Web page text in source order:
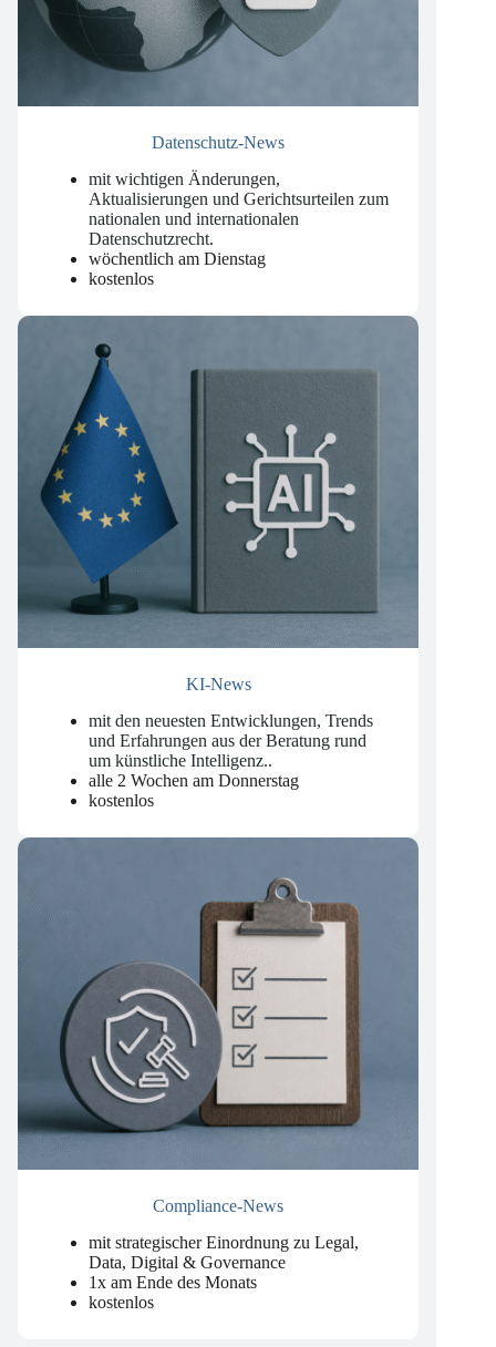
Datenschutz-News
mit wichtigen Änderungen,
Aktualisierungen und Gerichtsurteilen zum
nationalen und internationalen
Datenschutzrecht.
wöchentlich am Dienstag
mit den neuesten Entwicklungen, Trends
und Erfahrungen aus der Beratung rund
um künstliche Intelligenz..
alle 2 Wochen am Donnerstag
mit strategischer Einordnung zu Legal,
Data, Digital & Governance
1x am Ende des Monats